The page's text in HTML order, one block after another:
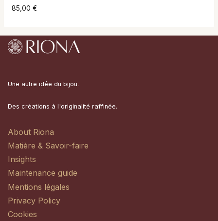
85,00 €
Une autre idée du bijou.
Des créations à l'originalité raffinée.
About Riona
Matière & Savoir-faire
Insights
Maintenance guide
Mentions légales
Privacy Policy
Cookies